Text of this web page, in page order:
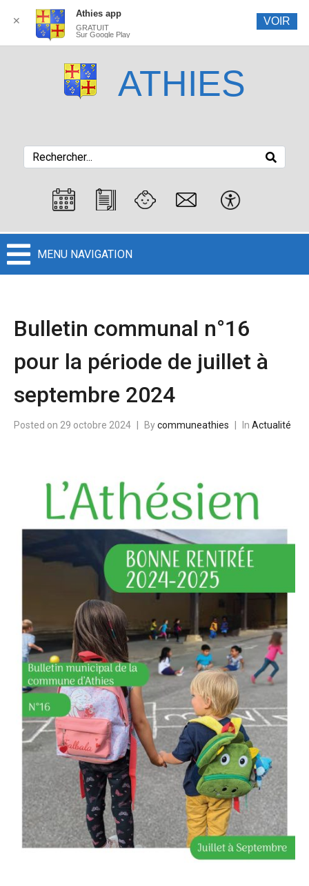
ATHIES
MENU NAVIGATION
Bulletin communal n°16
pour la période de juillet à
septembre 2024
Posted on 29 octobre 2024 Bycommuneathies In Actualité
✕
Athies app
GRATUIT
Sur Google Play
VOIR